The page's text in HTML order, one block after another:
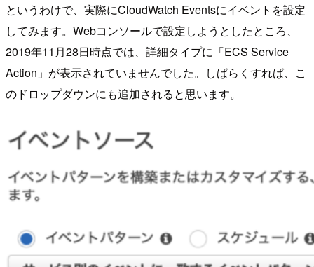
というわけで、実際にCloudWatch Eventsにイベントを設定
してみます。Webコンソールで設定しようとしたところ、
2019年11月28日時点では、詳細タイプに「ECS Service
Action」が表示されていませんでした。しばらくすれば、こ
のドロップダウンにも追加されると思います。